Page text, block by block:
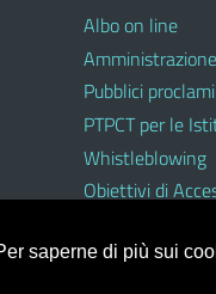
Albo on line
Pubblici proclami
PTPCT per le
Whistleblowing
Obiettivi di
saperne di più sui